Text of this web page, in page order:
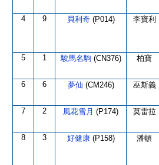
4 9 貝利奇 (P014) 李寶利
5 1 駿馬名駒 (CN376) 柏寶
6 6 夢仙 (CM246) 巫斯義
7 2 風花雪月 (P174) 莫雷拉
8 3 好健康 (P158) 潘頓